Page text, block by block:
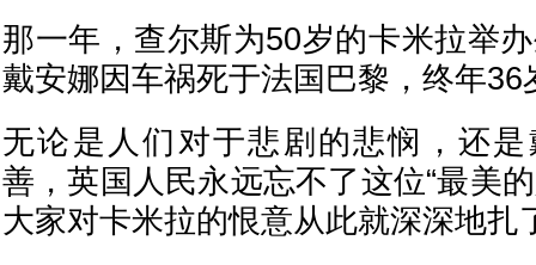
那一年，查尔斯为50岁的卡米拉举
戴安娜因车祸死于法国巴黎，终年36
无论是人们对于悲剧的悲悯，还
善，英国人民永远忘不了这位“最美
大家对卡米拉的恨意从此就深深地扎